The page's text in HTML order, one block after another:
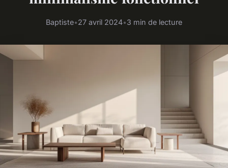
Baptiste•27 avril 2024•3 min de lecture